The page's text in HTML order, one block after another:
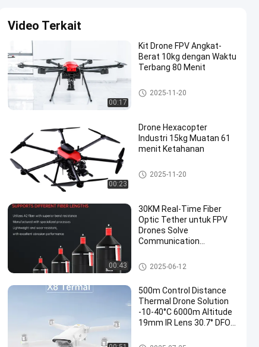
Video Terkait
00:17
Kit Drone FPV Angkat-
Berat 10kg dengan Waktu
Terbang 80 Menit
Perlengkapan Drone FPV
2025-11-20
00:23
Drone Hexacopter
Industri 15kg Muatan 61
menit Ketahanan
Perlengkapan Drone FPV
2025-11-20
00:43
30KM Real-Time Fiber
Optic Tether untuk FPV
Drones Solve
Communication
Militer/Industri
Perlengkapan Drone FPV
2025-06-12
500m Control Distance
Thermal Drone Solution
-10-40°C 6000m Altitude
19mm IR Lens 30.7° DFOV
5m-∞ Fokus
Perlengkapan Drone FPV